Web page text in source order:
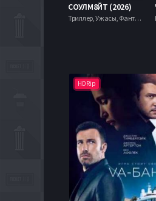
СОУЛМ8ЙТ (2026)
Триллер, Ужасы, Фантастика,
HDRip